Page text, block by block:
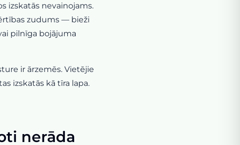
izskatās nevainojams.
zudums — bieži
pilnīga bojājuma
ir ārzemēs. Vietējie
izskatās kā tīra lapa.
nerāda